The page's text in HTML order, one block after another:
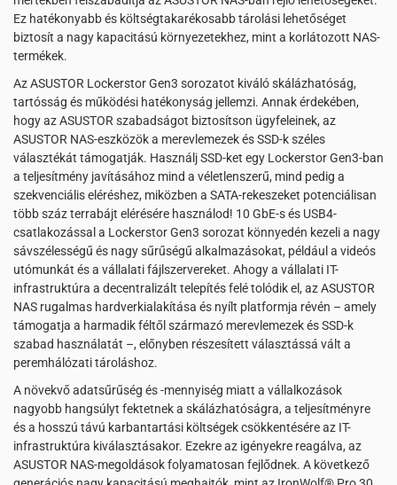
Ez hatékonyabb és költségtakarékosabb tárolási lehetőséget
biztosít a nagy kapacitású környezetekhez, mint a korlátozott NAS-
termékek.
Az ASUSTOR Lockerstor Gen3 sorozatot kiváló skálázhatóság,
tartósság és működési hatékonyság jellemzi. Annak érdekében,
hogy az ASUSTOR szabadságot biztosítson ügyfeleinek, az
ASUSTOR NAS-eszközök a merevlemezek és SSD-k széles
választékát támogatják. Használj SSD-ket egy Lockerstor Gen3-ban
a teljesítmény javításához mind a véletlenszerű, mind pedig a
szekvenciális eléréshez, miközben a SATA-rekeszeket potenciálisan
több száz terrabájt elérésére használod! 10 GbE-s és USB4-
csatlakozással a Lockerstor Gen3 sorozat könnyedén kezeli a nagy
sávszélességű és nagy sűrűségű alkalmazásokat, például a videós
utómunkát és a vállalati fájlszervereket. Ahogy a vállalati IT-
infrastruktúra a decentralizált telepítés felé tolódik el, az ASUSTOR
NAS rugalmas hardverkialakítása és nyílt platformja révén – amely
támogatja a harmadik féltől származó merevlemezek és SSD-k
szabad használatát –, előnyben részesített választássá vált a
peremhálózati tároláshoz.
A növekvő adatsűrűség és -mennyiség miatt a vállalkozások
nagyobb hangsúlyt fektetnek a skálázhatóságra, a teljesítményre
és a hosszú távú karbantartási költségek csökkentésére az IT-
infrastruktúra kiválasztásakor. Ezekre az igényekre reagálva, az
ASUSTOR NAS-megoldások folyamatosan fejlődnek. A következő